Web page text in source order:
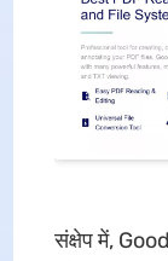
संक्षेप में,